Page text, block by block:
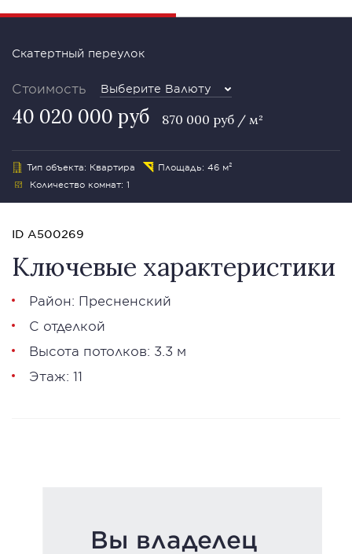
Скатертный переулок
Стоимость Выберите Валюту
40 020 000 руб 870 000 руб / м²
Тип объекта: Квартира
Площадь: 46 м²
Количество комнат: 1
ID A500269
Ключевые характеристики
Район: Пресненский
С отделкой
Высота потолков: 3.3 м
Этаж: 11
Вы владелец